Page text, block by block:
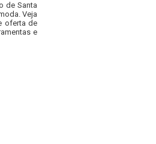
de Santa
Veja
oferta de
e